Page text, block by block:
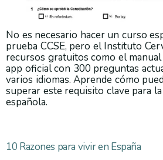
No es necesario hacer un curso
prueba CCSE, pero el Instituto
recursos gratuitos como el
app oficial con 300 preguntas
varios idiomas. Aprende cómo
superar este requisito clave para
española.
10 Razones para vivir en España